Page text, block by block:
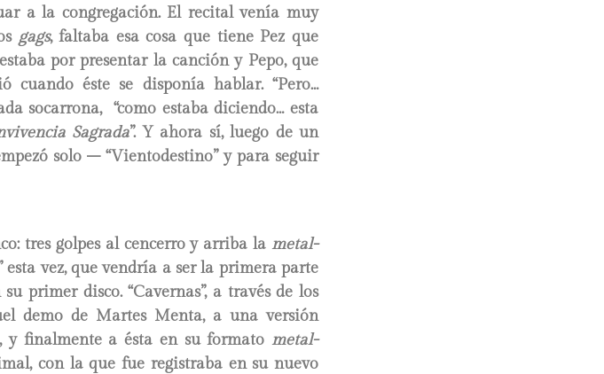
a la congregación. El recital venía muy
gags, faltaba esa cosa que tiene Pez que
por presentar la canción y Pepo, que
cuando éste se disponía hablar. “Pero…
socarrona, “como estaba diciendo… esta
Sagrada”. Y ahora sí, luego de un
solo – “Vientodestino” y para seguir
tres golpes al cencerro y arriba la metal-
esta vez, que vendría a ser la primera parte
primer disco. “Cavernas”, a través de los
demo de Martes Menta, a una versión
y finalmente a ésta en su formato metal-
con la que fue registraba en su nuevo